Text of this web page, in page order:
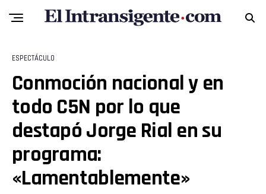
ESPECTÁCULO
Conmoción nacional y en
todo C5N por lo que
destapó Jorge Rial en su
programa:
«Lamentablemente»